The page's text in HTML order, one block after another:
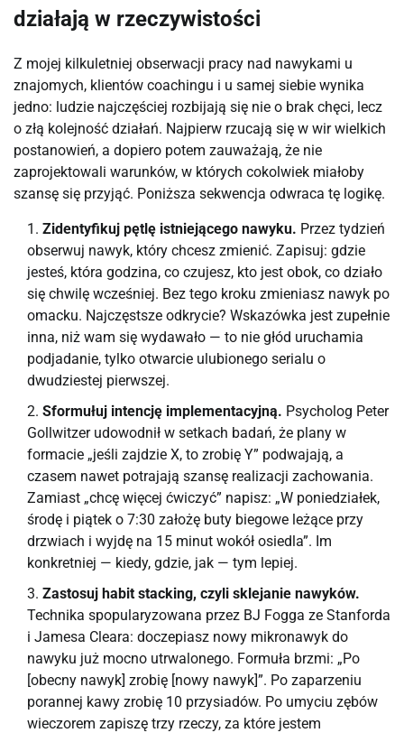
działają w rzeczywistości
Z mojej kilkuletniej obserwacji pracy nad nawykami u
znajomych, klientów coachingu i u samej siebie wynika
jedno: ludzie najczęściej rozbijają się nie o brak chęci, lecz
o złą kolejność działań. Najpierw rzucają się w wir wielkich
postanowień, a dopiero potem zauważają, że nie
zaprojektowali warunków, w których cokolwiek miałoby
szansę się przyjąć. Poniższa sekwencja odwraca tę logikę.
Zidentyfikuj pętlę istniejącego nawyku. Przez tydzień
obserwuj nawyk, który chcesz zmienić. Zapisuj: gdzie
jesteś, która godzina, co czujesz, kto jest obok, co działo
się chwilę wcześniej. Bez tego kroku zmieniasz nawyk po
omacku. Najczęstsze odkrycie? Wskazówka jest zupełnie
inna, niż wam się wydawało — to nie głód uruchamia
podjadanie, tylko otwarcie ulubionego serialu o
dwudziestej pierwszej.
Sformułuj intencję implementacyjną. Psycholog Peter
Gollwitzer udowodnił w setkach badań, że plany w
formacie „jeśli zajdzie X, to zrobię Y” podwajają, a
czasem nawet potrajają szansę realizacji zachowania.
Zamiast „chcę więcej ćwiczyć” napisz: „W poniedziałek,
środę i piątek o 7:30 założę buty biegowe leżące przy
drzwiach i wyjdę na 15 minut wokół osiedla”. Im
konkretniej — kiedy, gdzie, jak — tym lepiej.
Zastosuj habit stacking, czyli sklejanie nawyków.
Technika spopularyzowana przez BJ Fogga ze Stanforda
i Jamesa Cleara: doczepiasz nowy mikronawyk do
nawyku już mocno utrwalonego. Formuła brzmi: „Po
[obecny nawyk] zrobię [nowy nawyk]”. Po zaparzeniu
porannej kawy zrobię 10 przysiadów. Po umyciu zębów
wieczorem zapiszę trzy rzeczy, za które jestem